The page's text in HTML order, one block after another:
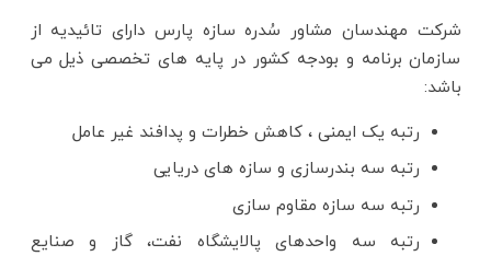
شرکت مهندسان مشاور سُدره سازه پارس دارای تائیدیه از
سازمان برنامه و بودجه کشور در پایه های تخصصی ذیل می
باشد:
رتبه یک ایمنی ، کاهش خطرات و پدافند غیر عامل
رتبه سه بندرسازی و سازه های دریایی
رتبه سه سازه مقاوم سازی
رتبه سه واحدهای پالایشگاه نفت، گاز و صنایع